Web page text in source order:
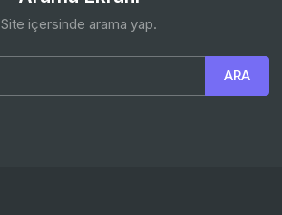
Site içersinde arama yap.